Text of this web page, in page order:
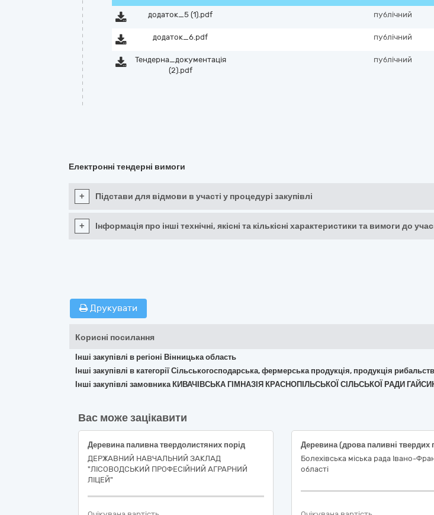
додаток_5 (1).pdf публічний
додаток_6.pdf публічний
Тендерна_документацiя
(2).pdf
публічний
Електронні тендерні вимоги
+ Підстави для відмови в участі у процедурі закупівлі
+ Інформація про інші технічні, якісні та кількісні характеристики та вимоги до
Друкувати
Корисні посилання
Інші закупівлі в регіоні Вінницька область
Інші закупівлі в категорії Сільськогосподарська, фермерська продукція, продукція
Інші закупівлі замовника КИВАЧІВСЬКА ГІМНАЗІЯ КРАСНОПІЛЬСЬКОЇ СІЛЬСЬКОЇ РАДИ
Вас може зацікавити
Деревина паливна твердолистяних порід
ДЕРЖАВНИЙ НАВЧАЛЬНИЙ ЗАКЛАД
"ЛІСОВОДСЬКИЙ ПРОФЕСІЙНИЙ АГРАРНИЙ
ЛІЦЕЙ"
Деревина (дрова паливні твердих
Болехівська міська рада Івано-
області